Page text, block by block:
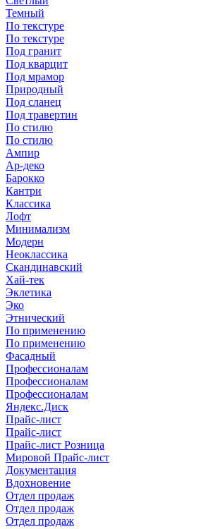
Темный
По текстуре
По текстуре
Под гранит
Под кварцит
Под мрамор
Природный
Под сланец
Под травертин
По стилю
По стилю
Ампир
Ар-деко
Барокко
Кантри
Классика
Лофт
Минимализм
Модерн
Неоклассика
Скандинавский
Хай-тек
Эклетика
Эко
Этнический
По применению
По применению
Фасадный
Профессионалам
Профессионалам
Профессионалам
Яндекс.Диск
Прайс-лист
Прайс-лист
Прайс-лист Розница
Мировой Прайс-лист
Документация
Вдохновение
Отдел продаж
Отдел продаж
Отдел продаж